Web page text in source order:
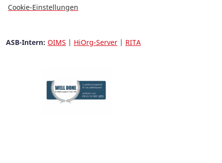
Cookie-Einstellungen
ASB-Intern: OIMS | HiOrg-Server | RITA